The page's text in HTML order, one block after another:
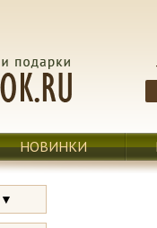
НОВИНКИ